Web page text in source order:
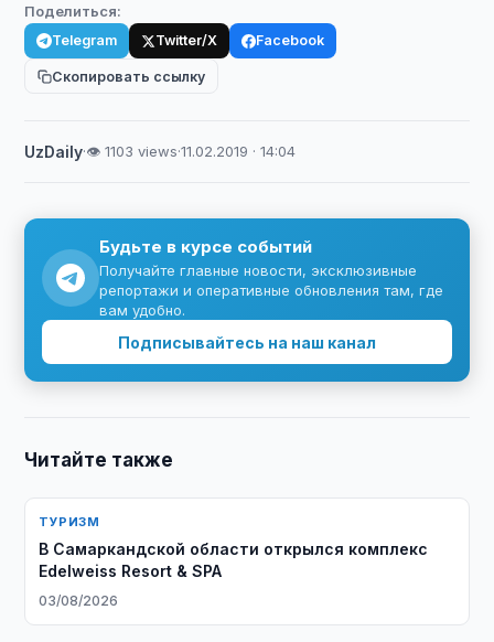
Поделиться:
Telegram Twitter/X Facebook
Скопировать ссылку
UzDaily·👁 1103 views·11.02.2019 · 14:04
Будьте в курсе событий
Получайте главные новости, эксклюзивные
репортажи и оперативные обновления там, где
вам удобно.
Подписывайтесь на наш канал
Читайте также
ТУРИЗМ
В Самаркандской области открылся комплекс
Edelweiss Resort & SPA
03/08/2026